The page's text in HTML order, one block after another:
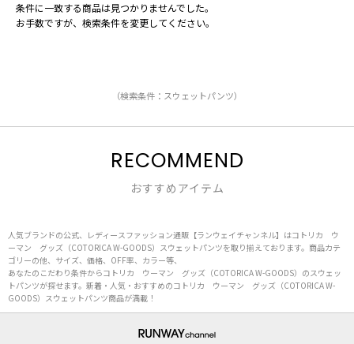
条件に一致する商品は見つかりませんでした。
お手数ですが、検索条件を変更してください。
（検索条件：スウェットパンツ）
RECOMMEND
おすすめアイテム
人気ブランドの公式、レディースファッション通販【ランウェイチャンネル】はコトリカ ウ
ーマン グッズ（COTORICA W-GOODS）スウェットパンツを取り揃えております。商品カテ
ゴリーの他、サイズ、価格、OFF率、カラー等、
あなたのこだわり条件からコトリカ ウーマン グッズ（COTORICA W-GOODS）のスウェッ
トパンツが探せます。新着・人気・おすすめのコトリカ ウーマン グッズ（COTORICA W-
GOODS）スウェットパンツ商品が満載！